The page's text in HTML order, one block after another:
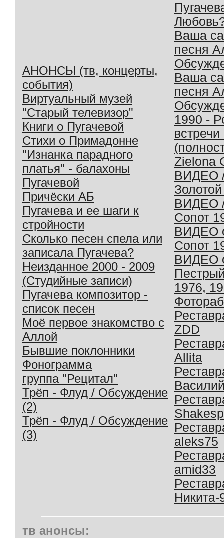
АНОНСЫ (тв, концерты,
события)
Виртуальный музей
"Старый телевизор"
Книги о Пугачевой
Стихи о Примадонне
"Изнанка парадного
платья" - балахоны
Пугачевой
Причёски АБ
Пугачева и ее шаги к
стройности
Сколько песен спела или
записала Пугачева?
Неизданное 2000 - 2009
(Студийные записи)
Пугачева композитор -
список песен
Моё первое знакомство с
Аллой
Бывшие поклонники
Фонограмма
группа "Рецитал"
Трёп - Флуд / Обсуждение
(2)
Трёп - Флуд / Обсуждение
(3)
Ваша
песня
Ваша
песня
1990 -
Zielona
ВИДЕО
ВИДЕО
Сопот
ВИДЕО
Сопот
ВИДЕО
1976,
ZDD
Allita
aleks75
amid33
Никита-
тв анонсы: